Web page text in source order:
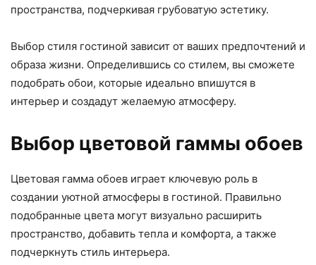
пространства, подчеркивая грубоватую эстетику.
Выбор стиля гостиной зависит от ваших предпочтений и
образа жизни. Определившись со стилем, вы сможете
подобрать обои, которые идеально впишутся в
интерьер и создадут желаемую атмосферу.
Выбор цветовой гаммы обоев
Цветовая гамма обоев играет ключевую роль в
создании уютной атмосферы в гостиной. Правильно
подобранные цвета могут визуально расширить
пространство, добавить тепла и комфорта, а также
подчеркнуть стиль интерьера.